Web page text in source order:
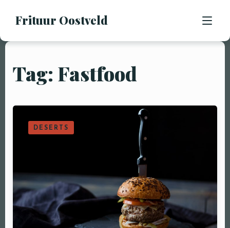
Frituur Oostveld
HOME
OPENINGSUREN
Tag: Fastfood
DESERTS